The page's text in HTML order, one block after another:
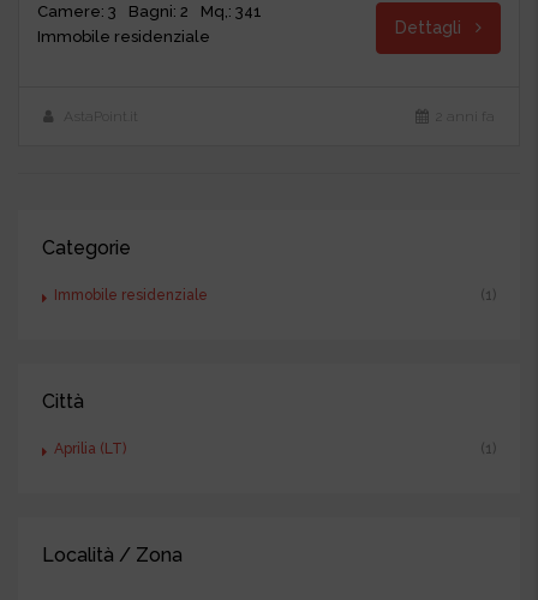
Camere: 3 Bagni: 2
Mq,: 341
Immobile residenziale
Dettagli
AstaPoint.it 2 anni fa
Categorie
Immobile residenziale (1)
Città
Aprilia (LT) (1)
Località / Zona